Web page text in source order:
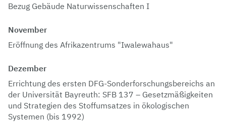
Bezug Gebäude Naturwissenschaften I
November
Eröffnung des Afrikazentrums "Iwalewahaus"
Dezember
Errichtung des ersten DFG-Sonderforschungsbereichs an
der Universität Bayreuth: SFB 137 – Gesetzmäßigkeiten
und Strategien des Stoffumsatzes in ökologischen
Systemen (bis 1992)